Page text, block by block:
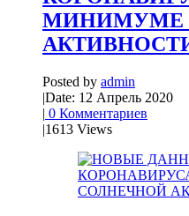
МИНИМУМЕ
Posted by admin
|Date: 12 Апрель 2020
| 0 Комментариев
|1613 Views